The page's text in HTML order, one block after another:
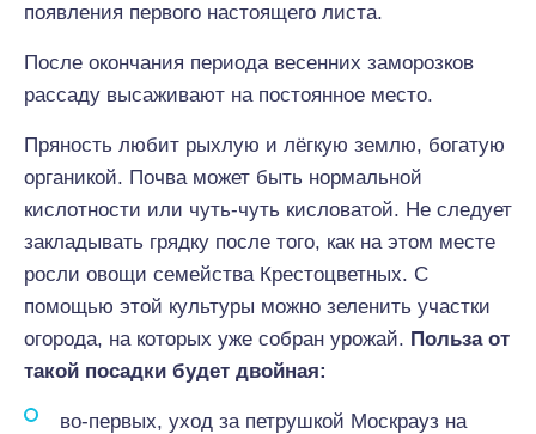
появления первого настоящего листа.
После окончания периода весенних заморозков
рассаду высаживают на постоянное место.
Пряность любит рыхлую и лёгкую землю, богатую
органикой. Почва может быть нормальной
кислотности или чуть-чуть кисловатой. Не следует
закладывать грядку после того, как на этом месте
росли овощи семейства Крестоцветных. С
помощью этой культуры можно зеленить участки
огорода, на которых уже собран урожай. Польза от
такой посадки будет двойная:
во-первых, уход за петрушкой Москрауз на